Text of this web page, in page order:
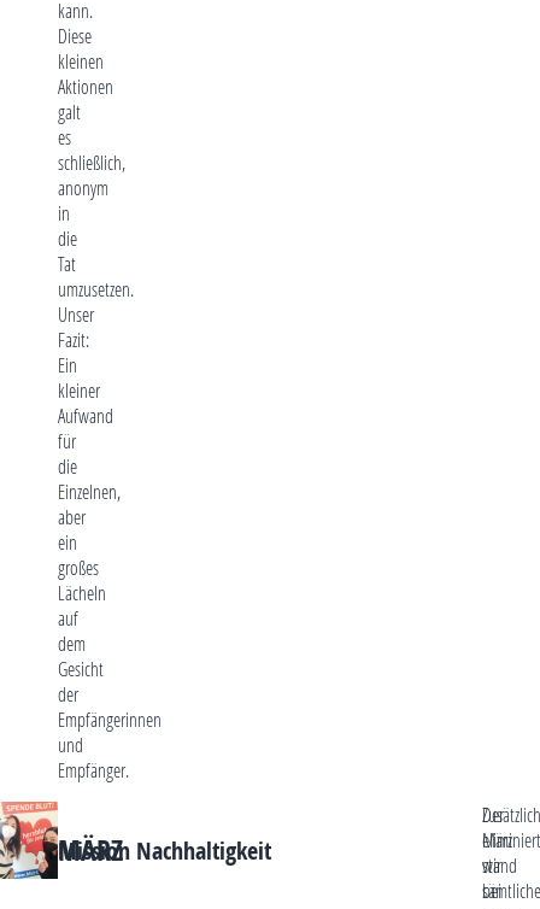
kann.
Diese
kleinen
Aktionen
galt
es
schließlich,
anonym
in
die
Tat
umzusetzen.
Unser
Fazit:
Ein
kleiner
Aufwand
für
die
Einzelnen,
aber
ein
großes
Lächeln
auf
dem
Gesicht
der
Empfängerinnen
und
Empfänger.
MÄRZ
Mission Nachhaltigkeit
Der
März
stand
bei
Zusätzlich
wir
sämtliche